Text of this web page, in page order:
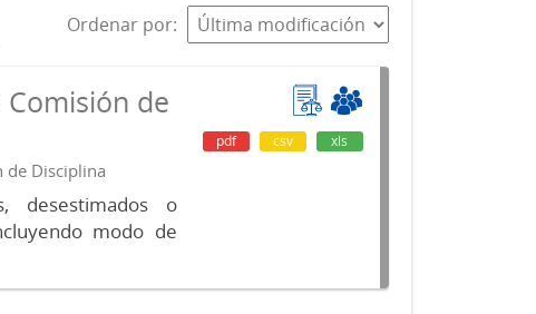
Ordenar por
de
de Disciplina
desestimados o
modo de
pdf csv xls